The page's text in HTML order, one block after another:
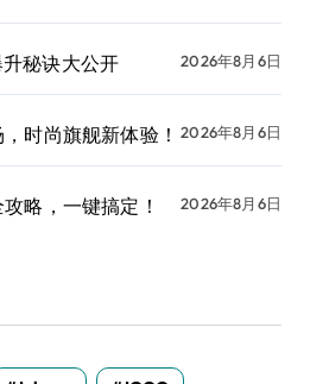
秘诀大公开 2026年8月6日
时尚旗舰新体验！ 2026年8月6日
略，一键搞定！ 2026年8月6日